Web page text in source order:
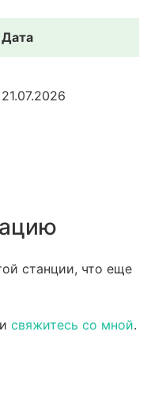
Дата
21.07.2026
станции, что еще
свяжитесь со мной.